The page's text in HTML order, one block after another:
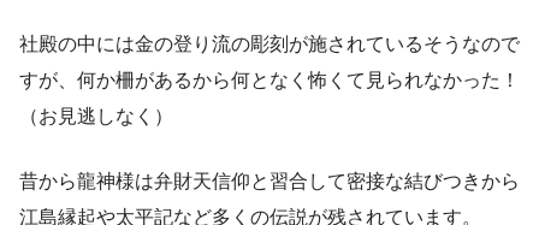
社殿の中には金の登り流の彫刻が施されているそうなので
すが、何か柵があるから何となく怖くて見られなかった！
（お見逃しなく）
昔から龍神様は弁財天信仰と習合して密接な結びつきから
江島縁起や太平記など多くの伝説が残されています。